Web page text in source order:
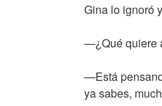
Gina lo ignoró
—¿Qué quiere
—Está
ya sabes,